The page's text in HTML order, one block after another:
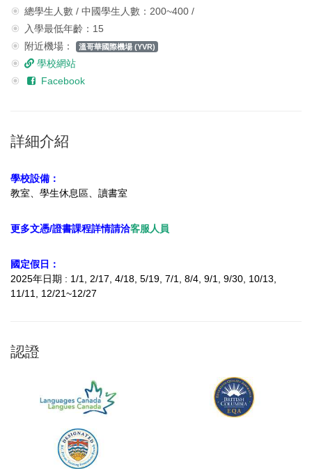
總學生人數 / 中國學生人數：200~400 /
入學最低年齡：15
附近機場：
溫哥華國際機場 (YVR)
學校網站
Facebook
詳細介紹
學校設備：
教室、學生休息區、讀書室
更多文憑/證書課程詳情請洽客服人員
國定假日：
2025年日期 : 1/1, 2/17, 4/18, 5/19, 7/1, 8/4, 9/1, 9/30, 10/13,
11/11, 12/21~12/27
認證